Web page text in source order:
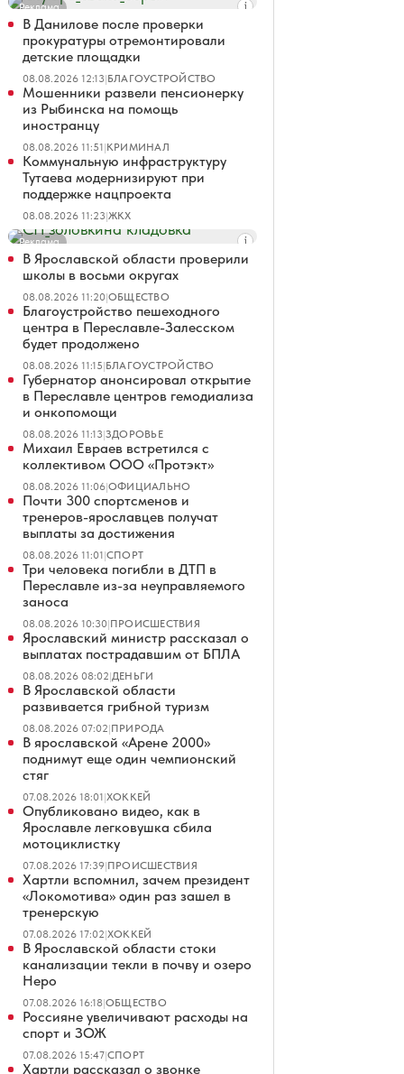
Реклама
В Данилове после проверки
прокуратуры отремонтировали
детские площадки
08.08.2026 12:13|БЛАГОУСТРОЙСТВО
Мошенники развели пенсионерку
из Рыбинска на помощь
иностранцу
08.08.2026 11:51|КРИМИНАЛ
Коммунальную инфраструктуру
Тутаева модернизируют при
поддержке нацпроекта
08.08.2026 11:23|ЖКХ
Реклама
В Ярославской области проверили
школы в восьми округах
08.08.2026 11:20|ОБЩЕСТВО
Благоустройство пешеходного
центра в Переславле-Залесском
будет продолжено
08.08.2026 11:15|БЛАГОУСТРОЙСТВО
Губернатор анонсировал открытие
в Переславле центров гемодиализа
и онкопомощи
08.08.2026 11:13|ЗДОРОВЬЕ
Михаил Евраев встретился с
коллективом ООО «Протэкт»
08.08.2026 11:06|ОФИЦИАЛЬНО
Почти 300 спортсменов и
тренеров-ярославцев получат
выплаты за достижения
08.08.2026 11:01|СПОРТ
Три человека погибли в ДТП в
Переславле из-за неуправляемого
заноса
08.08.2026 10:30|ПРОИСШЕСТВИЯ
Ярославский министр рассказал о
выплатах пострадавшим от БПЛА
08.08.2026 08:02|ДЕНЬГИ
В Ярославской области
развивается грибной туризм
08.08.2026 07:02|ПРИРОДА
В ярославской «Арене 2000»
поднимут еще один чемпионский
стяг
07.08.2026 18:01|ХОККЕЙ
Опубликовано видео, как в
Ярославле легковушка сбила
мотоциклистку
07.08.2026 17:39|ПРОИСШЕСТВИЯ
Хартли вспомнил, зачем президент
«Локомотива» один раз зашел в
тренерскую
07.08.2026 17:02|ХОККЕЙ
В Ярославской области стоки
канализации текли в почву и озеро
Неро
07.08.2026 16:18|ОБЩЕСТВО
Россияне увеличивают расходы на
спорт и ЗОЖ
07.08.2026 15:47|СПОРТ
Хартли рассказал о звонке